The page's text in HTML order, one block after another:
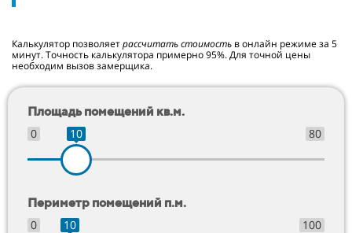
Калькулятор позволяетрассчитать стоимость в онлайн режиме за 5
минут. Точность калькулятора примерно 95%. Для точной цены
необходим вызов замерщика.
Площадь помещений кв.м.
0
80
10
Периметр помещений п.м.
0
100
10